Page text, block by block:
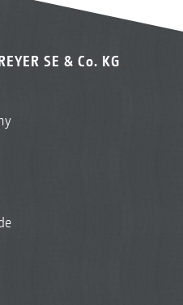
SE & Co. KG